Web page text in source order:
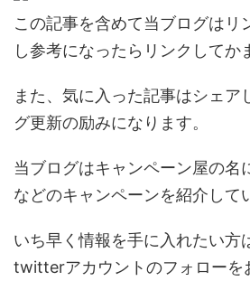
この記事を含めて当ブログはリ
し参考になったらリンクしてか
また、気に入った記事はシェア
グ更新の励みになります。
当ブログはキャンペーン屋の名
などのキャンペーンを紹介して
いち早く情報を手に入れたい方
twitterアカウントのフォローを